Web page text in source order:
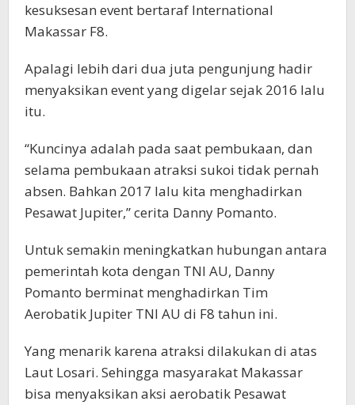
kesuksesan event bertaraf International
Makassar F8.
Apalagi lebih dari dua juta pengunjung hadir
menyaksikan event yang digelar sejak 2016 lalu
itu.
“Kuncinya adalah pada saat pembukaan, dan
selama pembukaan atraksi sukoi tidak pernah
absen. Bahkan 2017 lalu kita menghadirkan
Pesawat Jupiter,” cerita Danny Pomanto.
Untuk semakin meningkatkan hubungan antara
pemerintah kota dengan TNI AU, Danny
Pomanto berminat menghadirkan Tim
Aerobatik Jupiter TNI AU di F8 tahun ini.
Yang menarik karena atraksi dilakukan di atas
Laut Losari. Sehingga masyarakat Makassar
bisa menyaksikan aksi aerobatik Pesawat